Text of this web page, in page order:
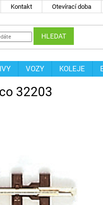
Kontakt Otevírací doba
HLEDAT
VOZY KOLEJE
32203